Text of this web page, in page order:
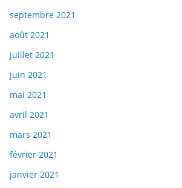
septembre 2021
août 2021
juillet 2021
juin 2021
mai 2021
avril 2021
mars 2021
février 2021
janvier 2021